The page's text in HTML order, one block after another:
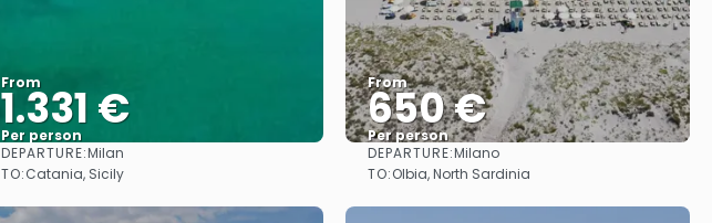
From
1.331 €
Per person
DEPARTURE:Milan
TO:Catania, Sicily
From
650 €
Per person
See
DEPARTURE:Milano
TO:Olbia, North Sardinia